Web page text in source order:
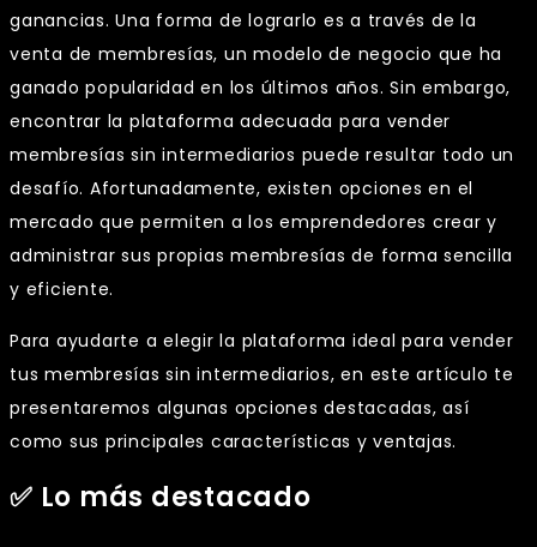
ganancias. Una forma de lograrlo es a través de la
venta de membresías, un modelo de negocio que ha
ganado popularidad en los últimos años. Sin embargo,
encontrar la plataforma adecuada para vender
membresías sin intermediarios puede resultar todo un
desafío. Afortunadamente, existen opciones en el
mercado que permiten a los emprendedores crear y
administrar sus propias membresías de forma sencilla
y eficiente.
Para ayudarte a elegir la plataforma ideal para vender
tus membresías sin intermediarios, en este artículo te
presentaremos algunas opciones destacadas, así
como sus principales características y ventajas.
✅ Lo más destacado